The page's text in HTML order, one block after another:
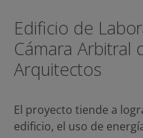
Edificio de
Cámara Arbitral
Arquitectos
El proyecto tiende a
edificio, el uso de